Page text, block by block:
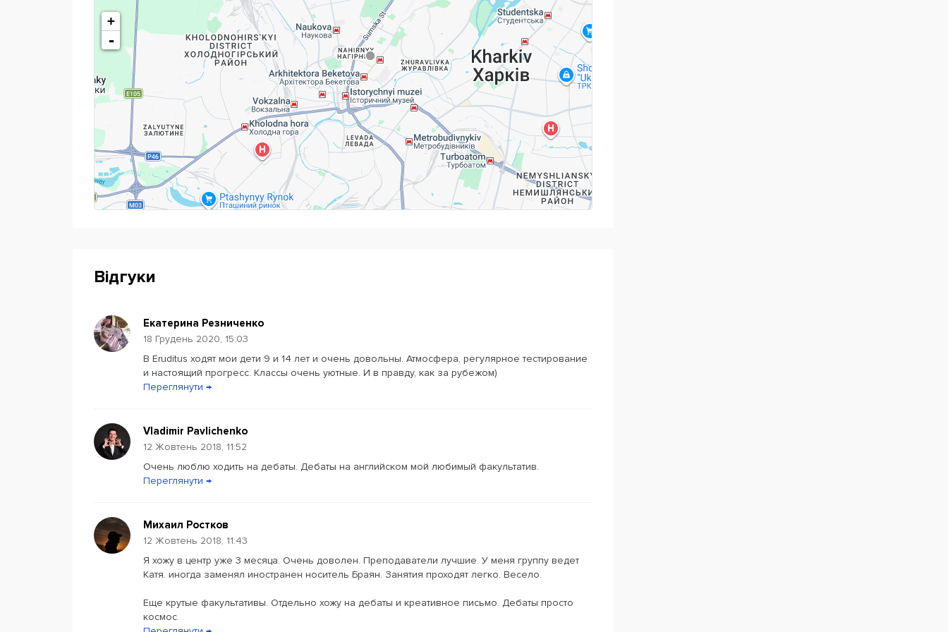
У кожен курс включені заняття на факультативах, де ти можеш розвивати ораторське мистецтво,
креативне письмо, риторику, акторська майстерність, при цьому вивчаючи мову. Ми доведемо тобі,
що вивчення англійської - НЕ каторга.
Почни розмовляти по-англійськи в Харкові з проєктом від Eruditus!
+
-
Відгуки
Екатерина Резниченко
18 Грудень 2020, 15:03
В Eruditus ходят мои дети 9 и 14 лет и очень довольны. Атмосфера, регулярное тестирование
и настоящий прогресс. Классы очень уютные. И в правду, как за рубежом)
Переглянути →
Vladimir Pavlichenko
12 Жовтень 2018, 11:52
Очень люблю ходить на дебаты. Дебаты на английском мой любимый факультатив.
Переглянути →
Михаил Ростков
12 Жовтень 2018, 11:43
Я хожу в центр уже 3 месяца. Очень доволен. Преподаватели лучшие. У меня группу ведет
Катя. иногда заменял иностранен носитель Браян. Занятия проходят легко. Весело.
Еще крутые факультативы. Отдельно хожу на дебаты и креативное письмо. Дебаты просто
космос.